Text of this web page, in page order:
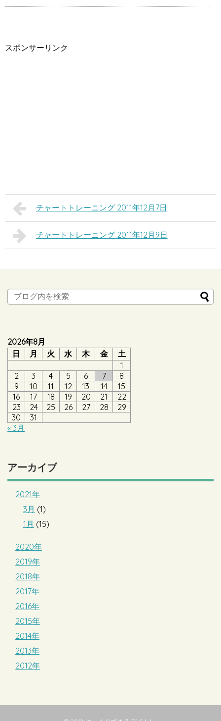
スポンサーリンク
チャートトレーニング 2011年12月7日
チャートトレーニング 2011年12月9日
2026年8月
日
月 火 水 木 金
土
1
2
3 4 5 6 7
8
9
10 11 12 13 14
15
16
17 18 19 20 21
22
23
24 25 26 27 28
29
30
31
« 3月
アーカイブ
2021年
3月 (1)
1月 (15)
2020年
2019年
2018年
2017年
2016年
2015年
2014年
2013年
2012年